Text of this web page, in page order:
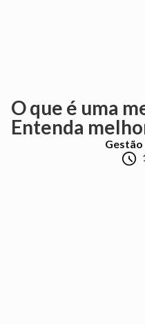
O que é uma
Entenda
